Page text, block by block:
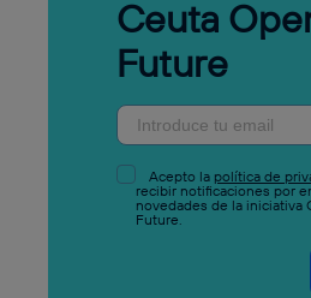
Ceuta
Future
Acepto la política de
recibir notificaciones por
novedades de la iniciativa
Future.